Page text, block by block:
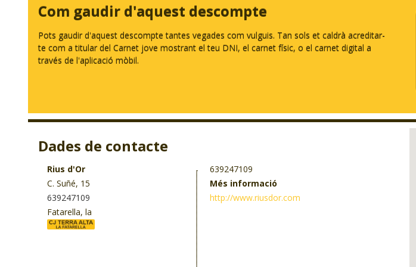
Com gaudir d'aquest descompte
Pots gaudir d'aquest descompte tantes vegades com vulguis. Tan sols et caldrà acreditar-
te com a titular del Carnet jove mostrant el teu DNI, el carnet físic, o el carnet digital a
través de l'aplicació mòbil.
Dades de contacte
Rius d'Or
C. Suñé, 15
639247109
Fatarella, la
639247109
Més informació
http://www.riusdor.com